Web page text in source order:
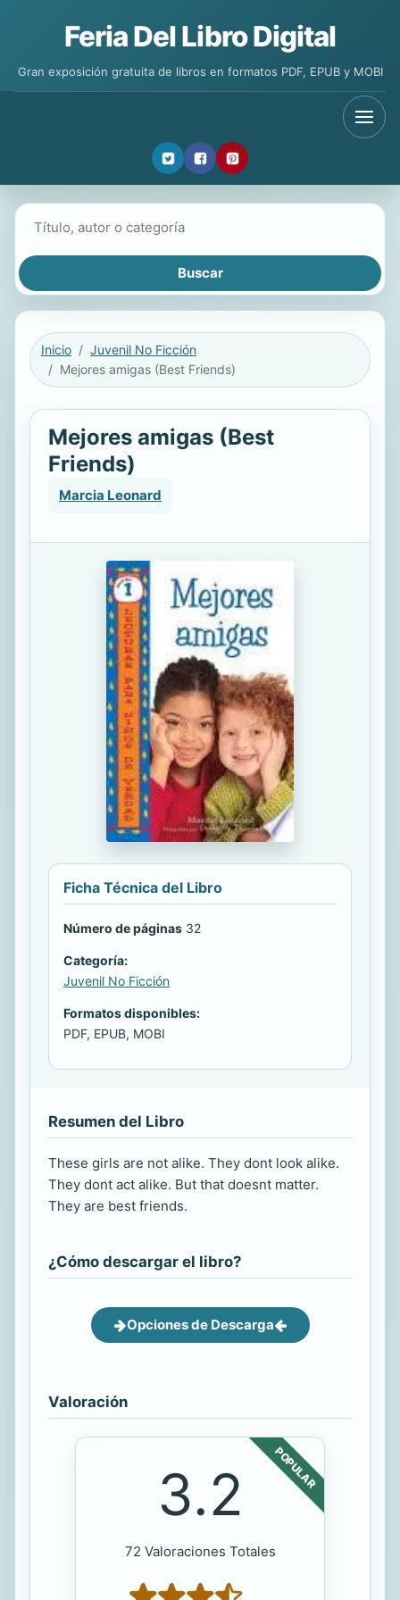
Feria Del Libro Digital
Gran exposición gratuita de libros en formatos PDF, EPUB y MOBI
Inicio
Juvenil No Ficción
Mejores amigas (Best Friends)
Mejores amigas (Best
Friends)
Marcia Leonard
Ficha Técnica del Libro
Número de páginas 32
Categoría:
Juvenil No Ficción
Formatos disponibles:
PDF, EPUB, MOBI
Resumen del Libro
These girls are not alike. They dont look alike.
They dont act alike. But that doesnt matter.
They are best friends.
¿Cómo descargar el libro?
Opciones de Descarga
Valoración
POPULAR
3.2
72 Valoraciones Totales